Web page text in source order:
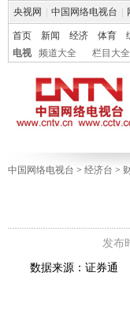
央视网 中国网络电视台
首页 新闻 经济 体育
电视
频道大全 栏目大全
中国网络电视台 > 经济台 >
发布
数据来源：证券通